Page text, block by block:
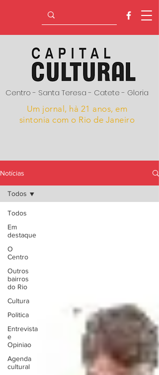
Centro - Santa Teresa - Catete - Gloria
Um jornal, hà 21 anos, em
sintonia com o Rio de Janeiro
Notícias
Todos
Em
destaque
O
Centro
Outros
bairros
do Rio
Cultura
Politica
Entrevista
e
Opiniao
Agenda
cultural
Todos